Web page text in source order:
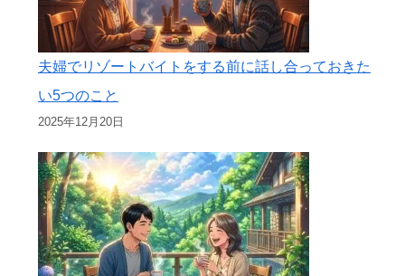
夫婦でリゾートバイトをする前に話し合っておきた
い5つのこと
2025年12月20日